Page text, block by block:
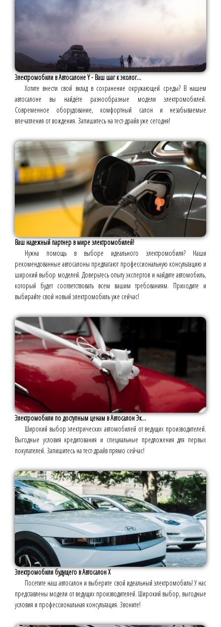
Электромобили в Автосалоне Y - Ваш шаг к эколог...
Хотите внести свой вклад в сохранение окружающей среды? В нашем
автосалоне вы найдёте разнообразные модели электромобилей.
Современное оборудование, комфортный салон и незабываемые
впечатления от вождения. Запишитесь на тест-драйв уже сегодня!
Ваш надежный партнер в мире электромобилей!
Нужна помощь в выборе идеального электромобиля? Наши
рекомендованные автосалоны предлагают профессиональную консультацию и
широкий выбор моделей. Доверьтесь опыту экспертов и найдите автомобиль,
который будет соответствовать всем вашим требованиям. Приходите и
выбирайте свой новый электромобиль уже сейчас!
Электромобили по доступным ценам в Автосалон Эк...
Широкий выбор электрических автомобилей от ведущих производителей.
Выгодные условия кредитования и специальные предложения для первых
покупателей. Запишитесь на тест-драйв прямо сейчас!
Электромобили будущего в Автосалон X
Посетите наш автосалон и выберите свой идеальный электромобиль! У нас
представлены модели от ведущих производителей. Широкий выбор, выгодные
условия и профессиональная консультация. Звоните!